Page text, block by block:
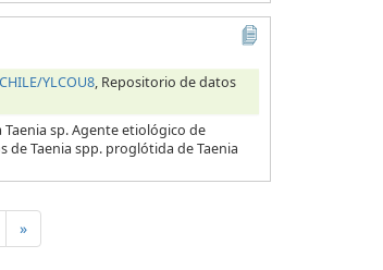
YLCOU8, Repositorio de datos
sp. Agente etiológico de
de Taenia spp. proglótida de Taenia
»